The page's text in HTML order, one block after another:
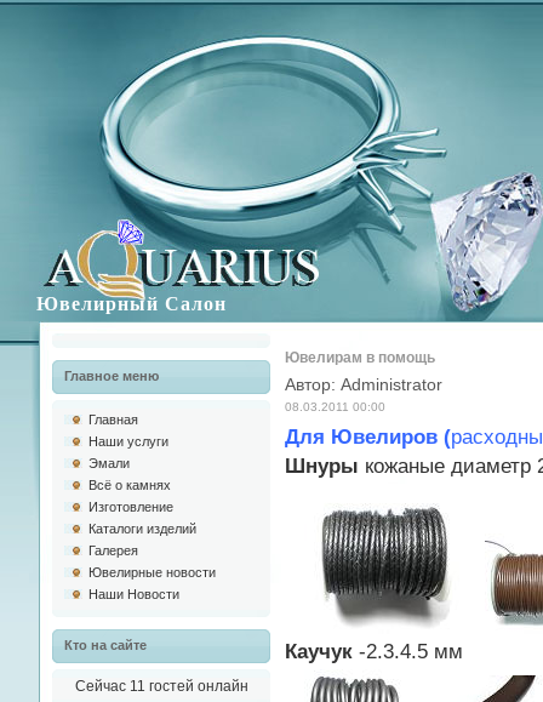
Ювелирный Салон
Главное меню
Главная
Наши услуги
Эмали
Всё о камнях
Изготовлениe
Каталоги изделий
Галерея
Ювелирные новости
Наши Новости
Кто на сайте
Сейчас 11 гостей онлайн
Ювелирам в помощь
Автор: Administrator
08.03.2011 00:00
Для Ювелиров (
Шнуры кожаные диаметр
Каучук -2.3.4.5 мм